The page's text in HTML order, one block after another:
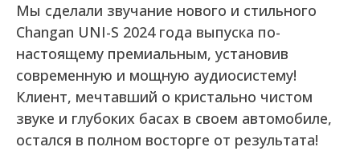
Мы сделали звучание нового и стильного
Changan UNI-S 2024 года выпуска по-
настоящему премиальным, установив
современную и мощную аудиосистему!
Клиент, мечтавший о кристально чистом
звуке и глубоких басах в своем автомобиле,
остался в полном восторге от результата!